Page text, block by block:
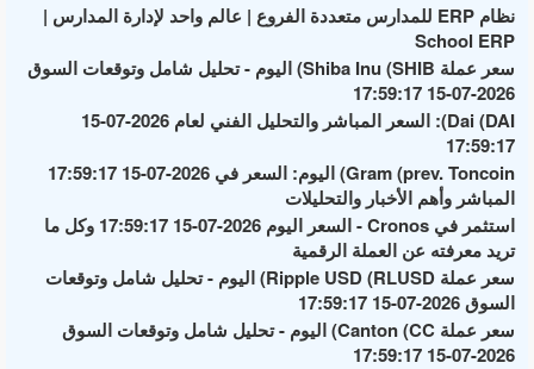
نظام ERP للمدارس متعددة الفروع | عالم واحد لإدارة المدارس |
School ERP
سعر عملة Shiba Inu (SHIB) اليوم - تحليل شامل وتوقعات السوق
2026-07-15 17:59:17
Dai (DAI): السعر المباشر والتحليل الفني لعام 2026-07-15
17:59:17
Gram (prev. Toncoin) اليوم: السعر في 2026-07-15 17:59:17
المباشر وأهم الأخبار والتحليلات
استثمر في Cronos - السعر اليوم 2026-07-15 17:59:17 وكل ما
تريد معرفته عن العملة الرقمية
سعر عملة Ripple USD (RLUSD) اليوم - تحليل شامل وتوقعات
السوق 2026-07-15 17:59:17
سعر عملة Canton (CC) اليوم - تحليل شامل وتوقعات السوق
2026-07-15 17:59:17